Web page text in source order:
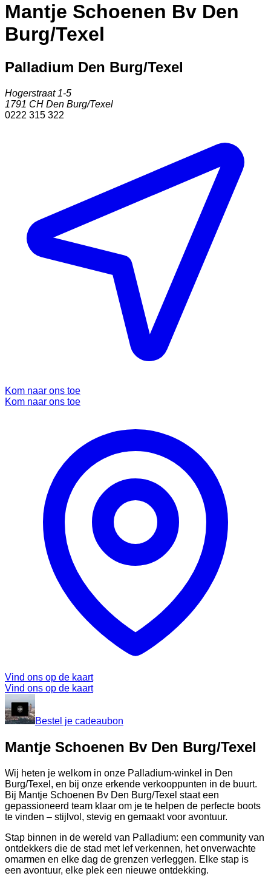
Mantje Schoenen Bv Den
Burg/Texel
Palladium Den Burg/Texel
Hogerstraat 1-5
1791 CH Den Burg/Texel
0222 315 322
Kom naar ons toe
Kom naar ons toe
Vind ons op de kaart
Vind ons op de kaart
Bestel je cadeaubon
Mantje Schoenen Bv Den Burg/Texel
Wij heten je welkom in onze Palladium-winkel in Den
Burg/Texel, en bij onze erkende verkooppunten in de buurt.
Bij Mantje Schoenen Bv Den Burg/Texel staat een
gepassioneerd team klaar om je te helpen de perfecte boots
te vinden – stijlvol, stevig en gemaakt voor avontuur.
Stap binnen in de wereld van Palladium: een community van
ontdekkers die de stad met lef verkennen, het onverwachte
omarmen en elke dag de grenzen verleggen. Elke stap is
een avontuur, elke plek een nieuwe ontdekking.